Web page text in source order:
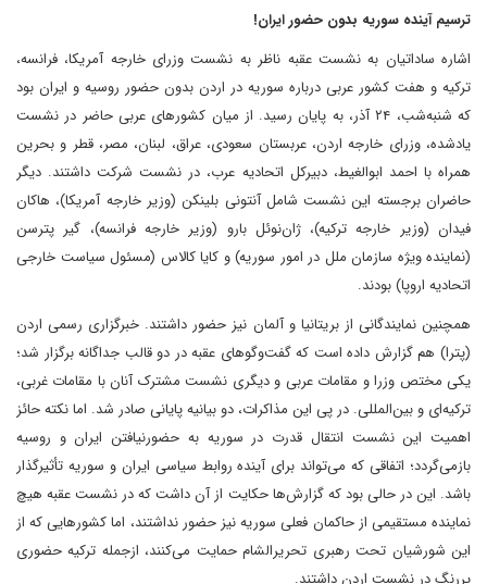
ترسیم آینده سوریه بدون حضور ایران!
اشاره ساداتیان به نشست عقبه ناظر به نشست وزرای خارجه آمریکا، فرانسه،
ترکیه و هفت کشور عربی درباره سوریه در اردن بدون حضور روسیه و ایران بود
که شنبه‌شب، ۲۴ آذر، به پایان رسید. از میان کشور‌های عربی حاضر در نشست
یادشده، وزرای خارجه اردن، عربستان سعودی، عراق، لبنان، مصر، قطر و بحرین
همراه با احمد ابوالغیط، دبیرکل اتحادیه عرب، در نشست شرکت داشتند. دیگر
حاضران برجسته این نشست شامل آنتونی بلینکن (وزیر خارجه آمریکا)، هاکان
فیدان (وزیر خارجه ترکیه)، ژان‌نوئل بارو (وزیر خارجه فرانسه)، گیر پترسن
(نماینده ویژه سازمان ملل در امور سوریه) و کایا کالاس (مسئول سیاست خارجی
اتحادیه اروپا) بودند.
همچنین نمایندگانی از بریتانیا و آلمان نیز حضور داشتند. خبرگزاری رسمی اردن
(پترا) هم گزارش داده است که گفت‌و‌گو‌های عقبه در دو قالب جداگانه برگزار شد؛
یکی مختص وزرا و مقامات عربی و دیگری نشست مشترک آنان با مقامات غربی،
ترکیه‌ای و بین‌المللی. در پی این مذاکرات، دو بیانیه پایانی صادر شد. اما نکته حائز
اهمیت این نشست انتقال قدرت در سوریه به حضورنیافتن ایران و روسیه
باز‌می‌گردد؛ اتفاقی که می‌تواند برای آینده روابط سیاسی ایران و سوریه تأثیرگذار
باشد. این در حالی بود که گزارش‌ها حکایت از آن داشت که در نشست عقبه هیچ
نماینده مستقیمی از حاکمان فعلی سوریه نیز حضور نداشتند، اما کشور‌هایی که از
این شورشیان تحت رهبری تحریرالشام حمایت می‌کنند، از‌جمله ترکیه حضوری
پررنگ در نشست اردن داشتند.